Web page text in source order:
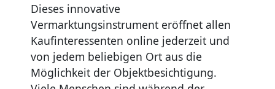
Dieses innovative
Vermarktungsinstrument eröffnet allen
Kaufinteressenten online jederzeit und
von jedem beliebigen Ort aus die
Möglichkeit der Objektbesichtigung.